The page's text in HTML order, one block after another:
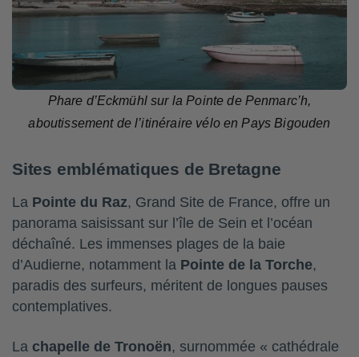
Phare d’Eckmühl sur la Pointe de Penmarc’h,
aboutissement de l’itinéraire vélo en Pays Bigouden
Sites emblématiques de Bretagne
La Pointe du Raz, Grand Site de France, offre un
panorama saisissant sur l’île de Sein et l’océan
déchaîné. Les immenses plages de la baie
d’Audierne, notamment la Pointe de la Torche,
paradis des surfeurs, méritent de longues pauses
contemplatives.
La chapelle de Tronoën, surnommée « cathédrale